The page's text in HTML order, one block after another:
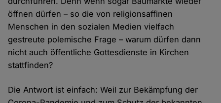
öffnen dürfen – so die von religionsaffinen
Menschen in den sozialen Medien vielfach
gestreute polemische Frage – warum dürfen dann
nicht auch öffentliche Gottesdienste in Kirchen
stattfinden?
Die Antwort ist einfach: Weil zur Bekämpfung der